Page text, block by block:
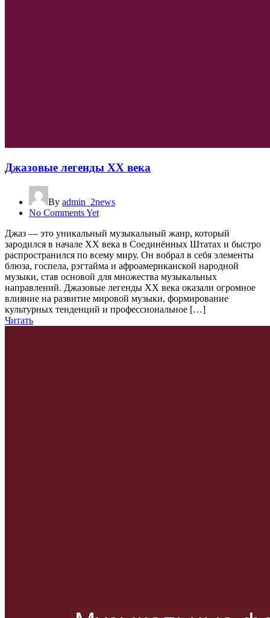
Джазовые легенды XX века
By admin_2news
No Comments Yet
Джаз — это уникальный музыкальный жанр, который
зародился в начале XX века в Соединённых Штатах и быстро
распространился по всему миру. Он вобрал в себя элементы
блюза, госпела, рэгтайма и афроамериканской народной
музыки, став основой для множества музыкальных
направлений. Джазовые легенды XX века оказали огромное
влияние на развитие мировой музыки, формирование
культурных тенденций и профессиональное […]
Читать